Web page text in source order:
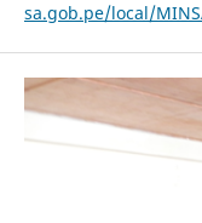
sa.gob.pe/local/